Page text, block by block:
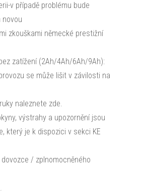
v případě problému bude
novou
zkouškami německé prestižní
zatížení (2Ah/4Ah/6Ah/9Ah):
se může lišit v závilosti na
naleznete zde.
výstrahy a upozornění jsou
který je k dispozici v sekci KE
/ zplnomocněného